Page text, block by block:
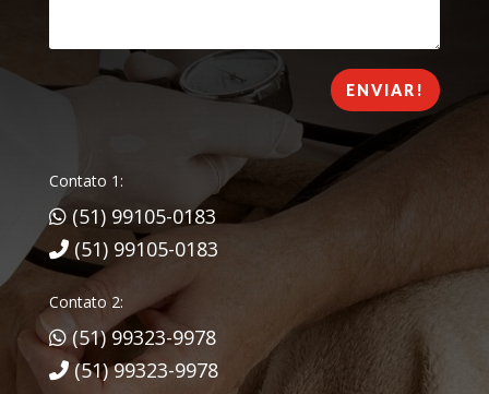
ENVIAR!
Contato 1:
(51) 99105-0183
(51) 99105-0183
Contato 2:
(51) 99323-9978
(51) 99323-9978